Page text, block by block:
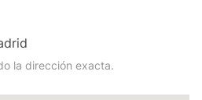
la dirección exacta.